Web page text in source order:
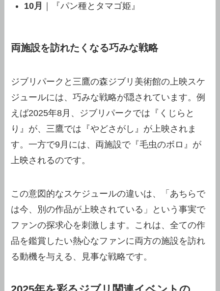
10月
｜『パン種とタマゴ姫』
両施設を訪れたくなる巧みな戦略
ジブリパークと三鷹の森ジブリ美術館の上映スケ
ジュールには、巧みな戦略が隠されています。例
えば2025年8月、ジブリパークでは『くじらと
り』が、三鷹では『やどさがし』が上映されま
す。一方で9月には、両施設で『毛虫のボロ』が
上映されるのです。
この意図的なスケジュールの違いは、「あちらで
は今、別の作品が上映されている」という事実で
ファンの探求心を刺激します。これは、全ての作
品を鑑賞したい熱心なファンに両方の施設を訪れ
る動機を与える、見事な戦略です。